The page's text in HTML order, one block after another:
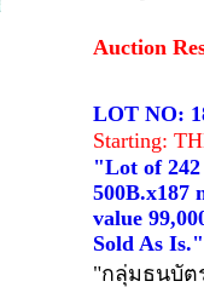
Auction
LOT NO:
Starting:
"Lot of
500B.x187
value
Sold As Is."
"กลุ่มธนบัต